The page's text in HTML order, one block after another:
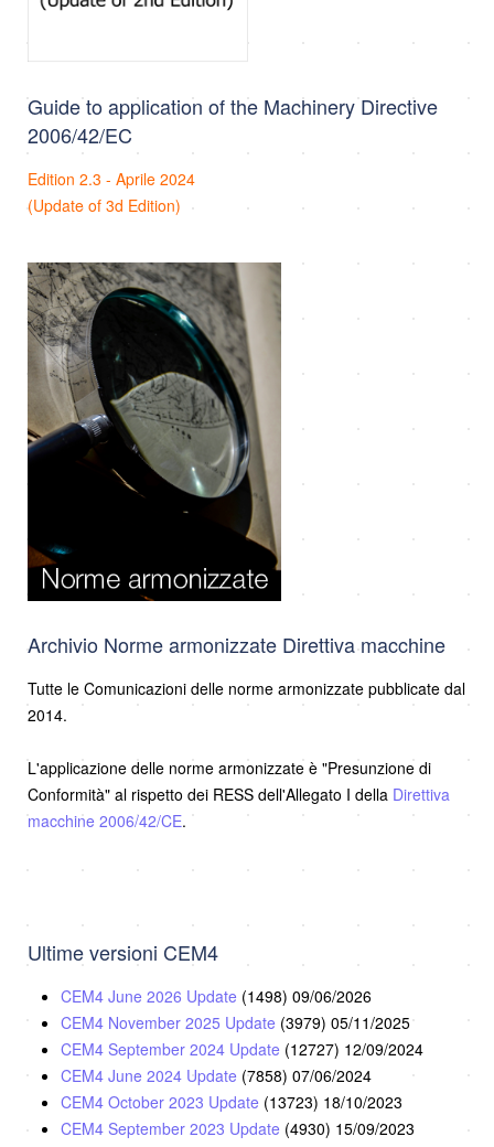
Guide to application of the Machinery Directive
2006/42/EC
Edition 2.3 - Aprile 2024
(Update of 3d Edition)
Archivio Norme armonizzate Direttiva macchine
Tutte le Comunicazioni delle norme armonizzate pubblicate dal
2014.
L'applicazione delle norme armonizzate è "Presunzione di
Conformità" al rispetto dei RESS dell'Allegato I della Direttiva
macchine 2006/42/CE.
Ultime versioni CEM4
CEM4 June 2026 Update (1498) 09/06/2026
CEM4 November 2025 Update (3979) 05/11/2025
CEM4 September 2024 Update (12727) 12/09/2024
CEM4 June 2024 Update (7858) 07/06/2024
CEM4 October 2023 Update (13723) 18/10/2023
CEM4 September 2023 Update (4930) 15/09/2023